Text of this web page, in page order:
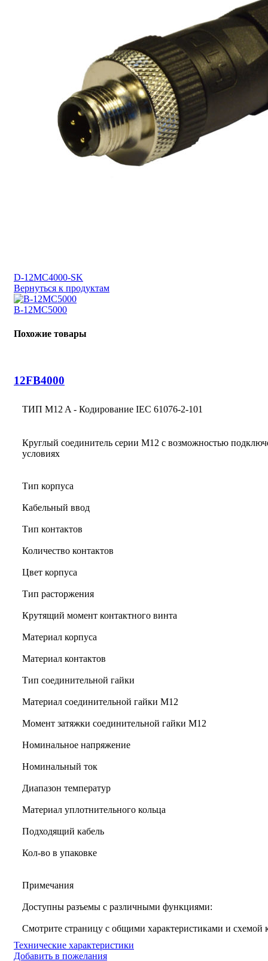
D-12MC4000-SK
Вернуться к продуктам
B-12MC5000
Похожие товары
12FB4000
ТИП M12 A - Кодирование IEC 61076-2-101
Круглый соединитель серии M12 с возможностью
условиях
Тип корпуса
Кабельный ввод
Тип контактов
Количество контактов
Цвет корпуса
Тип расторжения
Крутящий момент контактного винта
Материал корпуса
Материал контактов
Тип соединительной гайки
Материал соединительной гайки M12
Момент затяжки соединительной гайки M12
Номинальное напряжение
Номинальный ток
Диапазон температур
Материал уплотнительного кольца
Подходящий кабель
Кол-во в упаковке
Примечания
Доступны разъемы с различными функциями:
Смотрите страницу с общими характеристиками и схемой
Технические характеристики
Добавить в пожелания